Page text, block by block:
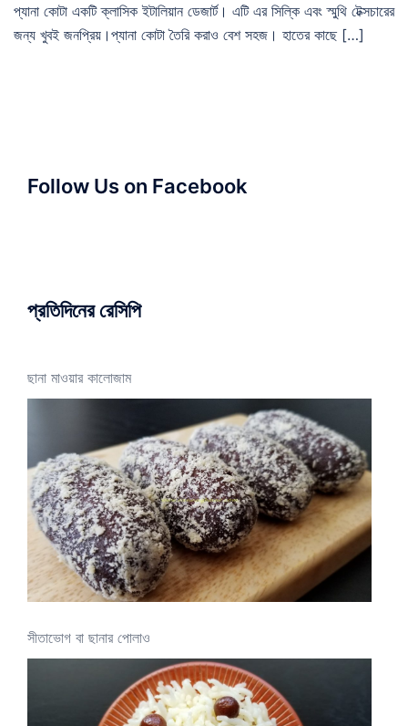
প্যানা কোটা একটি ক্লাসিক ইটালিয়ান ডেজার্ট। এটি এর সিল্কি এবং স্মুথি টেক্সচারের
জন্য খুবই জনপ্রিয়।প্যানা কোটা তৈরি করাও বেশ সহজ। হাতের কাছে […]
Follow Us on Facebook
প্রতিদিনের রেসিপি
ছানা মাওয়ার কালোজাম
সীতাভোগ বা ছানার পোলাও